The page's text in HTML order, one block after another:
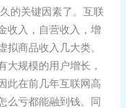
的关键因素了。互联
收入，自营收入，增
商品收入几大类。
大规模的用户增长，
此在前几年互联网高
么亏都能融到钱。同